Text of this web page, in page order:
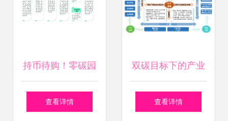
持币待购！零碳园
区将成下一个投资
查看详情
双碳目标下的产业
发展之路 园区资产
查看详情